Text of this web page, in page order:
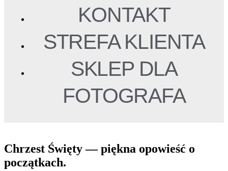
KONTAKT
STREFA KLIENTA
SKLEP DLA
FOTOGRAFA
Chrzest Święty — piękna opowieść o
początkach.